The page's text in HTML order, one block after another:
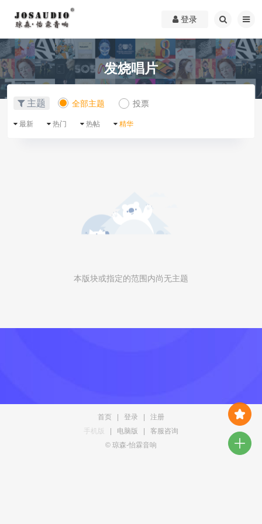
登录
发烧唱片
主题 全部主题 投票
最新 热门 热帖 精华
本版块或指定的范围内尚无主题
首页 登录
注册
手机版
电脑版
客服咨询
© 琼森-怡霖音响